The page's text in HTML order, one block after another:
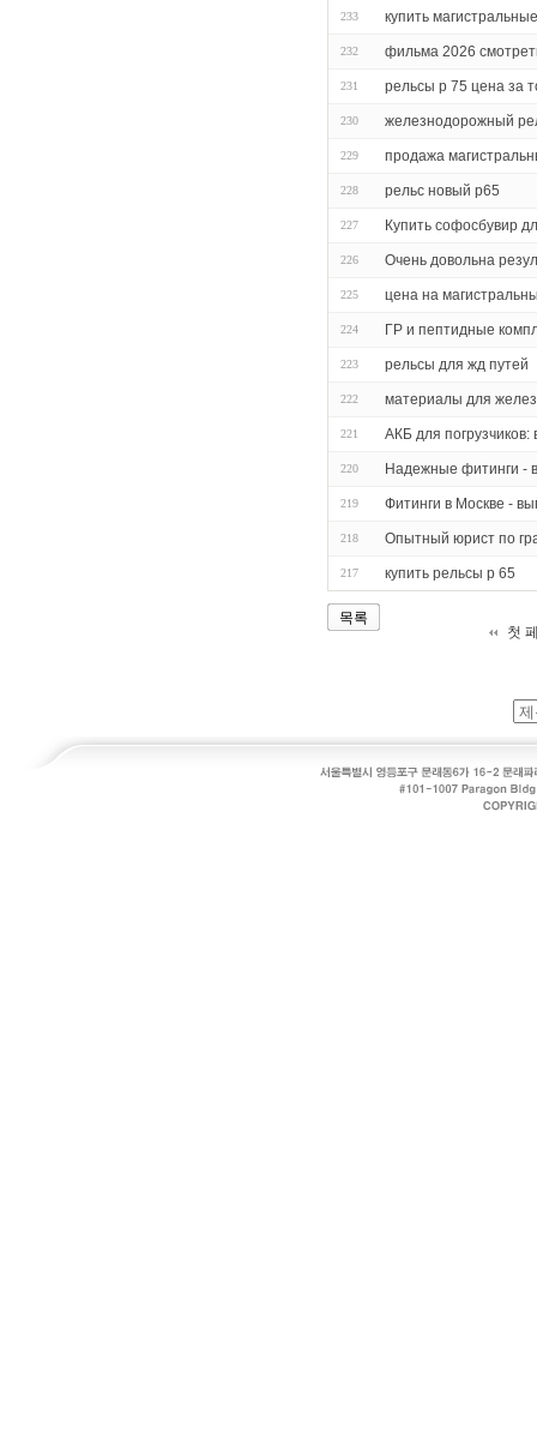
233 купить
232 фильма 2026
231 рельсы р 75 цена за
230 железнодорожный
229 продажа
228 рельс новый р65
227 Купить софосбувир
226 Очень довольна
225 цена на
224 ГР и пептидные
223 рельсы для жд путей
222 материалы для
221 АКБ для
220 Надежные фитинги -
219 Фитинги в Москве -
218 Опытный юрист по
217 купить рельсы р 65
목록
첫